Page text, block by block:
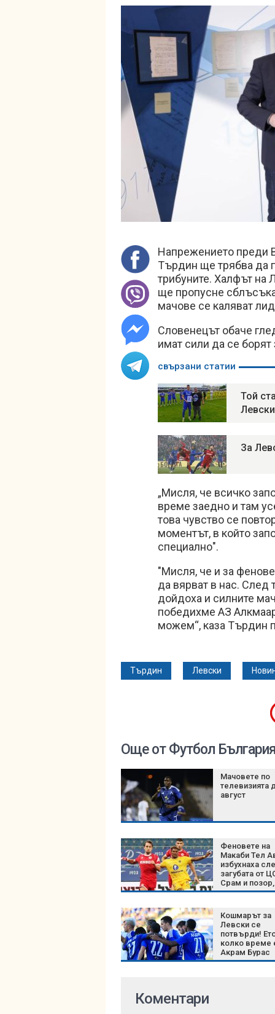
Напрежението преди
Търдин ще трябва да
трибуните. Халфът на
ще пропусне
мачове се каляват
Словенецът обаче
имат сили да се борят
свързани статии
Той
Левски
За
„Мисля, че всичко
време заедно и там
това чувство се
моментът, в който
специално".
"Мисля, че и за
да вярват в нас. След
дойдоха и силните
победихме АЗ
можем“, каза Търдин
Търдин Левски
Още от Футбол
Мачовете по
телевизията
август
Феновете на
Макаби Тел
избухнаха
загубата от
Срам и позор,
истината
Кошмарът за
Левски се
потвърди!
колко време
Акрам Бурас
Коментари